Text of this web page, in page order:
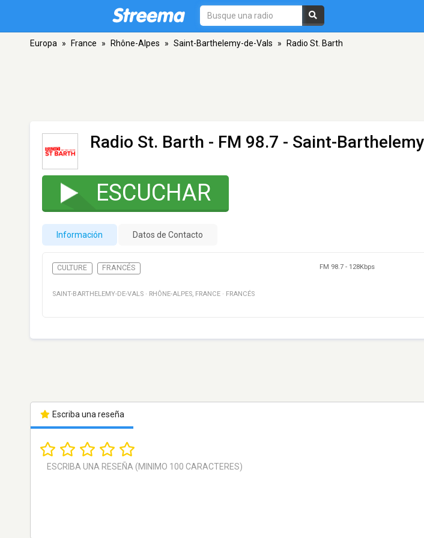
Europa » France » Rhône-Alpes » Saint-Barthelemy-de-Vals » Radio St. Barth
Radio St. Barth - FM 98.7 - Saint-
ESCUCHAR
Información Datos de Contacto
CULTURE FRANCÉS FM 98.7 - 128Kbps
SAINT-BARTHELEMY-DE-VALS · RHÔNE-ALPES, FRANCE · FRANCÉS
Escriba una reseña